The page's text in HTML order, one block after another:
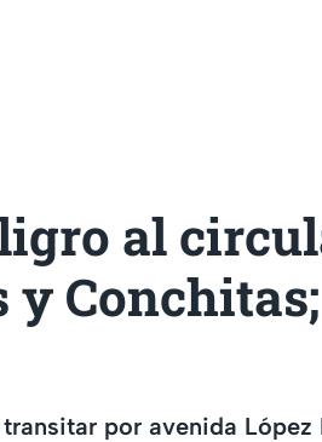
al
y
por avenida